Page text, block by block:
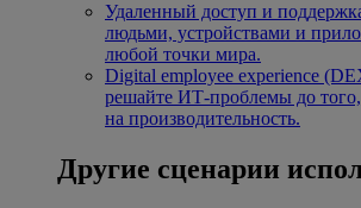
Удаленный доступ и
людьми, устройствами и
любой точки мира.
Digital employee experience
решайте ИТ-проблемы до
на производительность.
Другие сценарии